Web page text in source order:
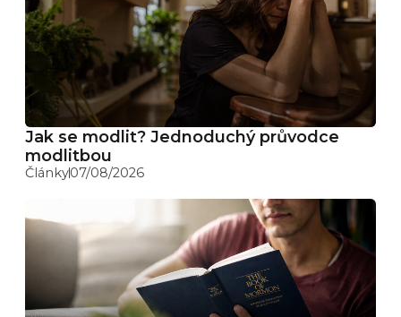
Jak se modlit? Jednoduchý průvodce
modlitbou
Články07/08/2026